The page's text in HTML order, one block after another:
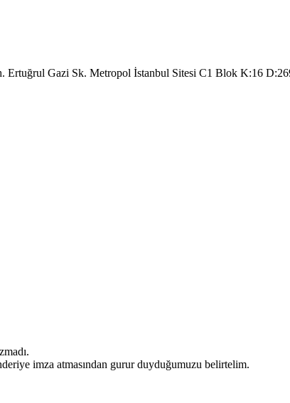
Ertuğrul Gazi Sk. Metropol İstanbul Sitesi C1 Blok K:16
imza atmasından gurur duyduğumuzu belirtelim.